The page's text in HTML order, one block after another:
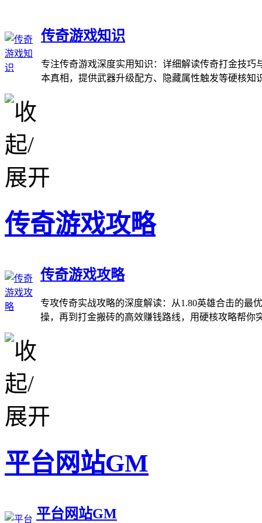
传奇游戏知识
专注传奇游戏深度实用知识：详细解读传奇打金技巧
本真相，提供武器升级配方、隐藏属性触发等硬核知
传奇游戏攻略
传奇游戏攻略
专攻传奇实战攻略的深度解读：从1.80英雄合击的最
操，再到打金搬砖的高效赚钱路线，用硬核攻略帮你
平台网站GM
平台网站GM